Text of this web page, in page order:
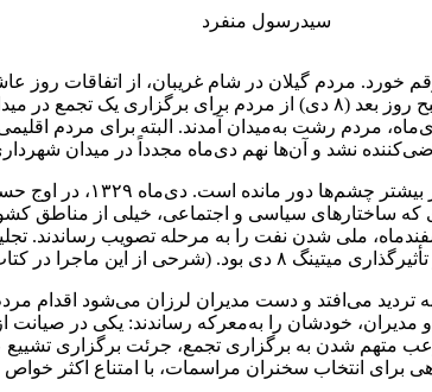
سیدرسول منفرد
شد که شهید حامد کوچک‌زاده از بانیانش بود. جمع‌بندی جلسه این شد که
نکرده بود). صبح هشتم دی‌ماه، مردم رشت به‌میدان آمدند.
هشتم دی، محمل یک حضور
ساختارهای سیاسی و اجتماعی، خیلی از مناطق
مرحوم آیت‌الله کاشانی، مرحوم مصدق و قلم‌ها و اراده‌هایی شد که ۲۹ اسفندماه،
تردید می‌افتد و دست مدیران لرزان می‌شود اقدام
خواص و مدیران، خودشان را به‌معرکه رساندند: یکی در